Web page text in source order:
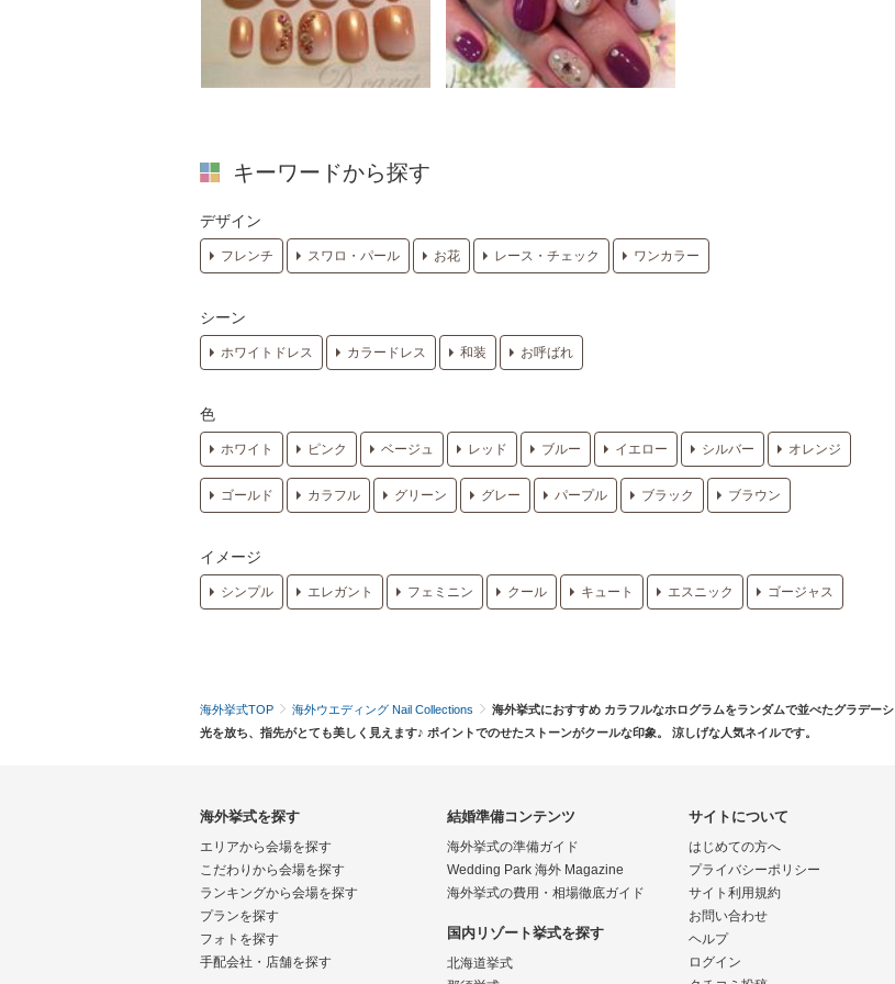
キーワードから探す
デザイン
フレンチ スワロ・パール お花 レース・チェック ワンカラー
シーン
ホワイトドレス カラードレス 和装 お呼ばれ
色
ホワイト ピンク ベージュ レッド ブルー イエロー シルバー オレンジ
ゴールド カラフル グリーン グレー パープル ブラック ブラウン
イメージ
シンプル エレガント フェミニン クール キュート エスニック ゴージャス
海外挙式TOP 海外ウエディング Nail Collections
海外挙式におすすめ カラフルなホログラムをランダムで並べたグラデー
光を放ち、指先がとても美しく見えます♪ ポイントでのせたストーンがクールな印象。 涼しげな人気ネイルです。
海外挙式を探す
エリアから会場を探す
こだわりから会場を探す
ランキングから会場を探す
プランを探す
フォトを探す
手配会社・店舗を探す
結婚準備コンテンツ
海外挙式の準備ガイド
Wedding Park 海外 Magazine
海外挙式の費用・相場徹底ガイド
国内リゾート挙式を探す
北海道挙式
サイトについて
はじめての方へ
プライバシーポリシー
サイト利用規約
お問い合わせ
ヘルプ
ログイン